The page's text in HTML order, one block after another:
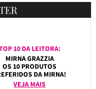
10 DA LEITORA:
MIRNA GRAZZIA
OS 10 PRODUTOS
DA MIRNA!
VEJA MAIS